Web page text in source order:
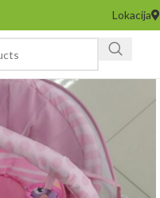
Lokacija